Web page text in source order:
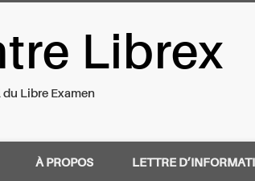
Examen
Librex
Libre Examen
À PROPOS LETTRE